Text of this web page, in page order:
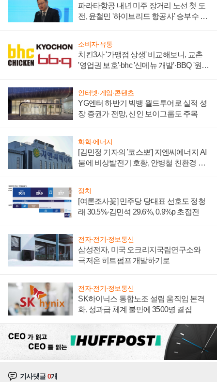
파라타항공 내년 미주 장거리 노선 첫 도
전, 윤철민 '하이브리드 항공사' 승부수 통
소비자·유통
치킨3사 '가맹점 상생' 비교해보니, 교촌
'영업권 보호'·bhc '신메뉴 개발'·BBQ '원가
인터넷·게임·콘텐츠
YG엔터 하반기 빅뱅 월드투어로 실적 성
장 증권가 전망, 신인 보이그룹도 주목
화학·에너지
[김민정 기자의 '코스뽀'] 지엔씨에너지 AI
붐에 비상발전기 호황, 안병철 친환경 에
정치
[여론조사꽃] 민주당 당대표 선호도 정청
래 30.5%·김민석 29.6%, 0.9%p 초접전
전자·전기·정보통신
삼성전자, 미국 오크리지국립연구소와
극저온 히트펌프 개발하기로
전자·전기·정보통신
SK하이닉스 통합노조 설립 움직임 본격
화, 성과급 체계 불만에 3500명 결집
기사댓글0개